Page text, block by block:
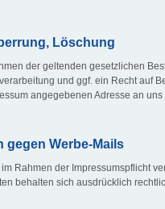
Löschung
der geltenden gesetzlichen
und ggf. ein Recht auf
angegebenen Adresse an uns
gegen Werbe-Mails
Rahmen der Impressumspflicht
behalten sich ausdrücklich